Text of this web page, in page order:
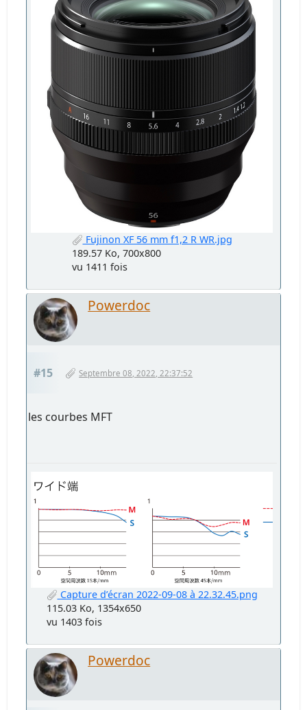
Fujinon XF 56 mm f1,2 R WR.jpg
189.57 Ko, 700x800
vu 1411 fois
Powerdoc
#15 Septembre 08, 2022, 22:37:52
les courbes MFT
Capture d’écran 2022-09-08 à 22.32.45.png
115.03 Ko, 1354x650
vu 1403 fois
Powerdoc